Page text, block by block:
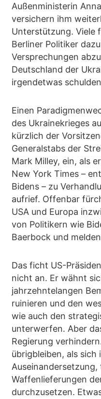
Außenministerin
versichern ihm
Unterstützung. Viele
Berliner Politiker
Versprechungen
Deutschland der
irgendetwas
Einen
des Ukrainekrieges
kürzlich der
Generalstabs der
Mark Milley, ein, als
New York Times –
Bidens – zu
aufrief. Offenbar
USA und Europa
von Politikern wie
Baerbock und
Das ficht US-
nicht an. Er wähnt
jahrzehntelangen
ruinieren und den
wie auch den
unterwerfen. Aber
Regierung
übrigbleiben, als sich
Waffenlieferungen
durchzusetzen.